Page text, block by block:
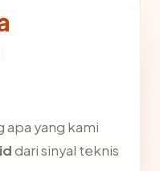
yang kami
dari sinyal teknis